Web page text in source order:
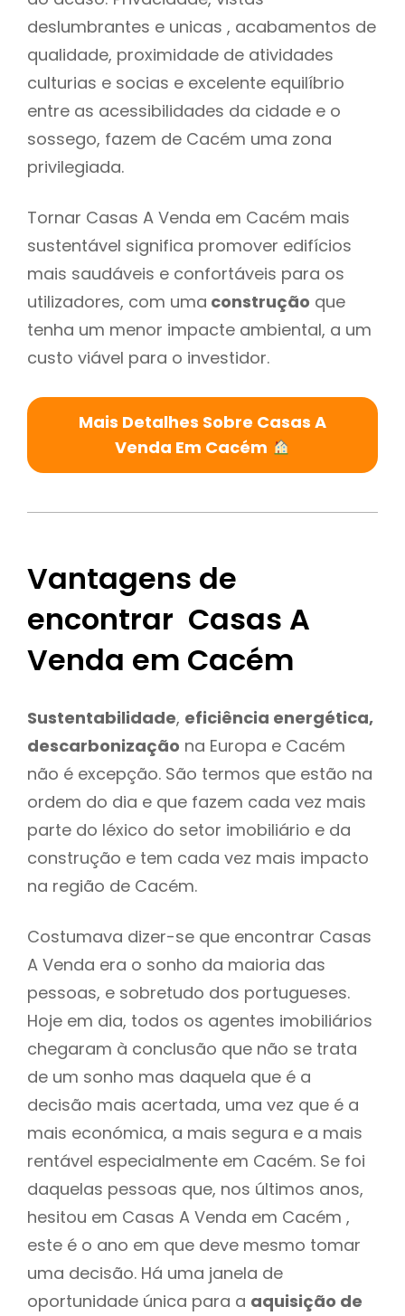
deslumbrantes e unicas , acabamentos de
qualidade, proximidade de atividades
culturias e socias e excelente equilíbrio
entre as acessibilidades da cidade e o
sossego, fazem de Cacém uma zona
privilegiada.
Tornar Casas A Venda em Cacém mais
sustentável significa promover edifícios
mais saudáveis e confortáveis para os
utilizadores, com uma construção que
tenha um menor impacte ambiental, a um
custo viável para o investidor.
Mais Detalhes Sobre Casas A
Venda Em Cacém
Vantagens de
encontrar Casas A
Venda em Cacém
Sustentabilidade, eficiência energética,
descarbonização na Europa e Cacém
não é excepção. São termos que estão na
ordem do dia e que fazem cada vez mais
parte do léxico do setor imobiliário e da
construção e tem cada vez mais impacto
na região de Cacém.
Costumava dizer-se que encontrar Casas
A Venda era o sonho da maioria das
pessoas, e sobretudo dos portugueses.
Hoje em dia, todos os agentes imobiliários
chegaram à conclusão que não se trata
de um sonho mas daquela que é a
decisão mais acertada, uma vez que é a
mais económica, a mais segura e a mais
rentável especialmente em Cacém. Se foi
daquelas pessoas que, nos últimos anos,
hesitou em Casas A Venda em Cacém ,
este é o ano em que deve mesmo tomar
uma decisão. Há uma janela de
oportunidade única para a aquisição de